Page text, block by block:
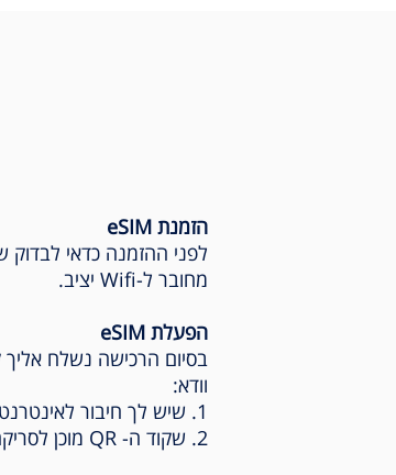
הזמנת eSIM
לפני ההזמנה כדאי
מחובר ל-Wifi יציב.
הפעלת eSIM
וודא:
1. שיש לך חיבור לאינטרנט
2. שקוד ה- QR מוכן לסריקה (מודפס או במסך אחר)